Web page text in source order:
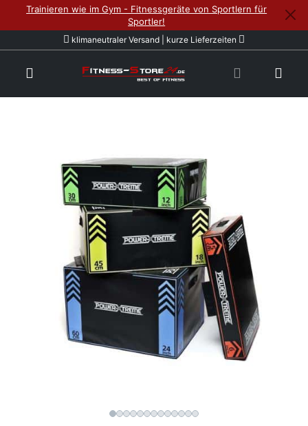
Trainieren wie im Gym - Fitnessgeräte von Sportlern für
Sportler!
klimaneutraler Versand | kurze Lieferzeiten